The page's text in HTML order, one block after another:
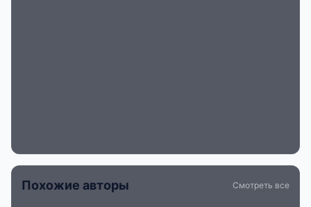
Похожие авторы Смотреть все